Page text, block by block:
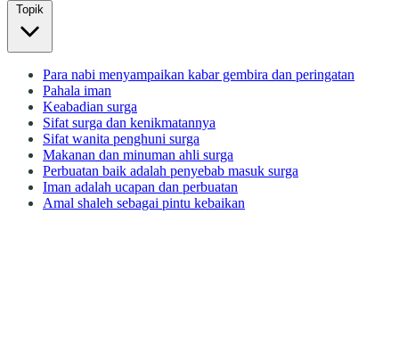
Topik
Para nabi menyampaikan kabar gembira dan peringatan
Pahala iman
Keabadian surga
Sifat surga dan kenikmatannya
Sifat wanita penghuni surga
Makanan dan minuman ahli surga
Perbuatan baik adalah penyebab masuk surga
Iman adalah ucapan dan perbuatan
Amal shaleh sebagai pintu kebaikan